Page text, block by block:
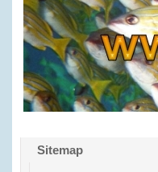
Sitemap